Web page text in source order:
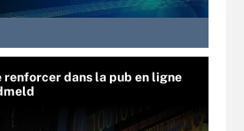
dans la pub en ligne